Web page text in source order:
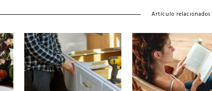
Artículo relacionados